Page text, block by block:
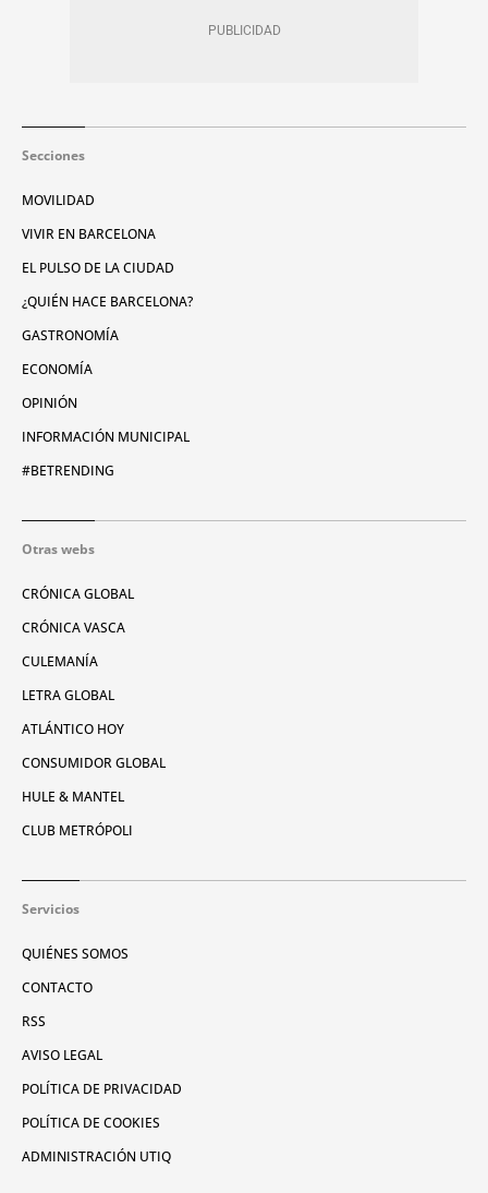
Secciones
MOVILIDAD
VIVIR EN BARCELONA
EL PULSO DE LA CIUDAD
¿QUIÉN HACE BARCELONA?
GASTRONOMÍA
ECONOMÍA
OPINIÓN
INFORMACIÓN MUNICIPAL
#BETRENDING
Otras webs
CRÓNICA GLOBAL
CRÓNICA VASCA
CULEMANÍA
LETRA GLOBAL
ATLÁNTICO HOY
CONSUMIDOR GLOBAL
HULE & MANTEL
CLUB METRÓPOLI
Servicios
QUIÉNES SOMOS
CONTACTO
RSS
AVISO LEGAL
POLÍTICA DE PRIVACIDAD
POLÍTICA DE COOKIES
ADMINISTRACIÓN UTIQ